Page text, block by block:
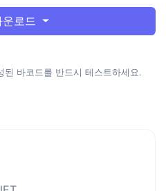
운로드
된 바코드를 반드시 테스트하세요.